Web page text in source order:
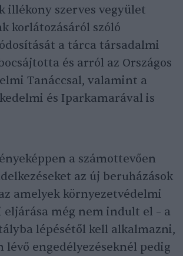
illékony szerves vegyület
korlátozásáról szóló
a tárca társadalmi
és arról az Országos
Tanáccsal, valamint a
és Iparkamarával is
a számottevően
az új beruházások
amelyek környezetvédelmi
eljárása még nem indult el – a
lépésétől kell alkalmazni,
lévő engedélyezéseknél pedig